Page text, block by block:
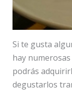
Si te gusta
hay
podrás
degustarlos